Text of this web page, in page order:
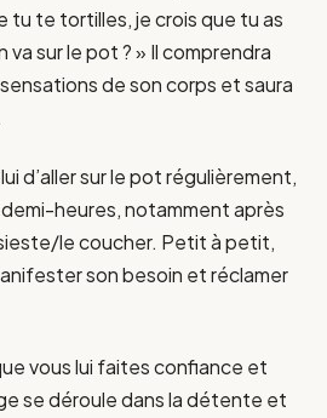
tu te tortilles, je crois que tu as
va sur le pot ? » Il comprendra
de son corps et saura
d’aller sur le pot régulièrement,
heures, notamment après
le coucher. Petit à petit,
son besoin et réclamer
vous lui faites confiance et
se déroule dans la détente et